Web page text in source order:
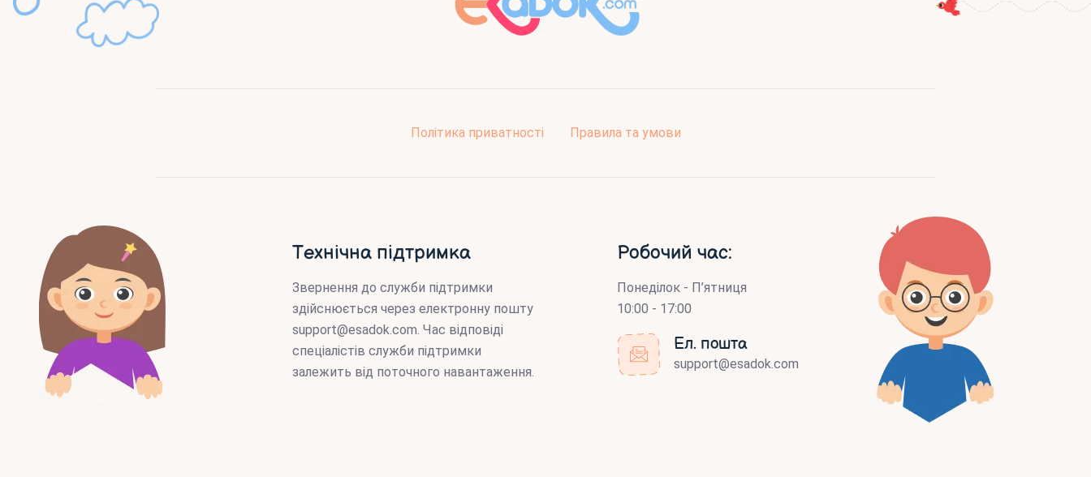
Політика приватності Правила та умови
Технічна підтримка
Звернення до служби підтримки
здійснюється через електронну пошту
support@esadok.com . Час відповіді
спеціалістів служби підтримки
залежить від поточного навантаження.
Робочий час:
Понеділок - П’ятниця
10:00 - 17:00
Ел. пошта
support@esadok.com